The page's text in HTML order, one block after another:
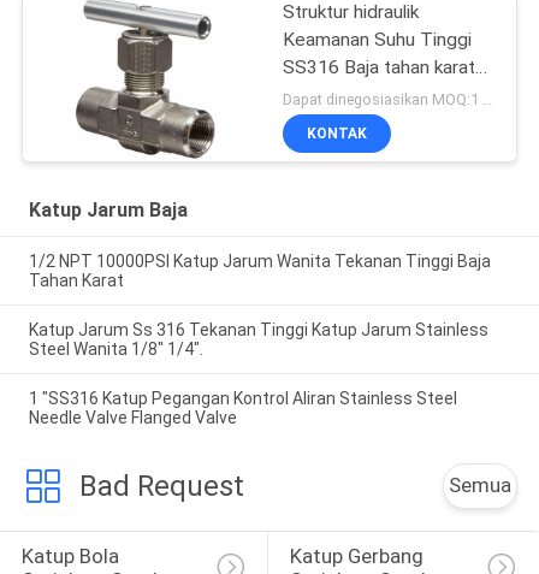
Struktur hidraulik
Keamanan Suhu Tinggi
SS316 Baja tahan karat
globe bergaris laki-laki
mm 1/2 katup jarum
Dapat dinegosiasikan MOQ:1 PCS
KONTAK
Katup Jarum Baja
1/2 NPT 10000PSI Katup Jarum Wanita Tekanan Tinggi Baja
Tahan Karat
Katup Jarum Ss 316 Tekanan Tinggi Katup Jarum Stainless
Steel Wanita 1/8" 1/4".
1 "SS316 Katup Pegangan Kontrol Aliran Stainless Steel
Needle Valve Flanged Valve
Bad Request Semua
Katup Bola
Katup Gerbang